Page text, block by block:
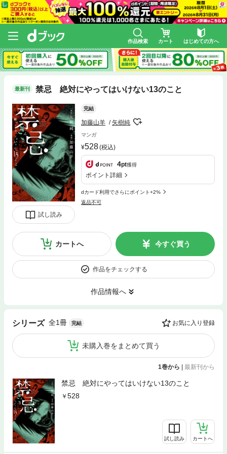
作品検索 カート はじめての方へ
最新刊 禁忌 絶対にやってはいけない13のこと
試し読み
完結
加藤山羊 矢樹純
マンガ
528(税込)
4pt獲得
ポイント詳細
dカード利用でさらにポイント+2%
返品不可
カートへ 今すぐ買う
作品をチェックする
作品情報へ
シリーズ 全1冊 完結 お気に入り登録
未購入巻をまとめて買う
1巻から | 最新刊から
禁忌 絶対にやってはいけない13のこと
528
試し読み カートへ